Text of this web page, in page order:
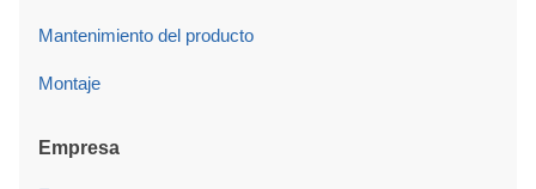
Mantenimiento del producto
Montaje
Empresa